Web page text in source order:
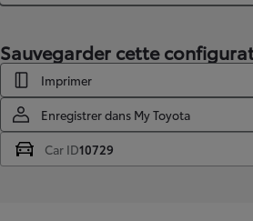
Sauvegarder cette
Imprimer
Enregistrer dans My Toyota
Car ID10729